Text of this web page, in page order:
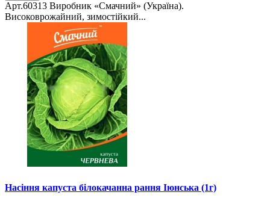
Арт.60313 Виробник «Смачний» (Україна).
Високоврожайний, зимостійкий...
Насіння капуста білокачанна рання Іюнська (1г)